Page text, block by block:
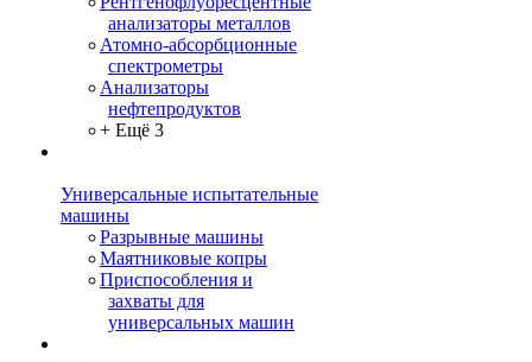
анализаторы металлов
Атомно-абсорбционные
спектрометры
Анализаторы
нефтепродуктов
+ Ещё 3
Универсальные испытательные
машины
Разрывные машины
Маятниковые копры
Приспособления и
захваты для
универсальных машин